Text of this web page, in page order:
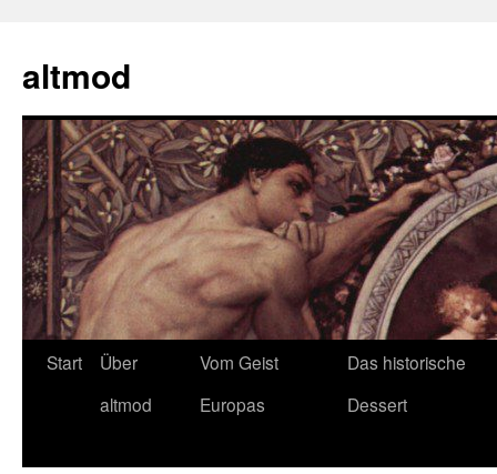
springen
altmod
Start
Über
altmod
Vom Geist
Europas
Das historische
Dessert